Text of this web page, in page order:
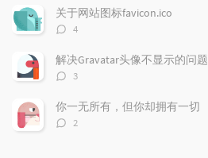
数：
关于网站图标favicon.ico
评
数：
4
解决Gravatar头像不显示的问题
评
数：
3
你一无所有，但你却拥有一切
评
2